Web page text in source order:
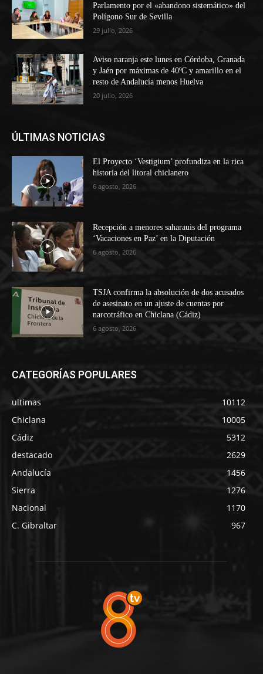
Parlamento por el «abandono sistemático» del
Polígono Sur de Sevilla
29 julio, 2026
Aviso naranja este lunes en Córdoba, Granada
y Jaén por máximas de 40ºC y amarillo en el
resto de Andalucía menos Huelva
20 julio, 2026
ÚLTIMAS NOTICIAS
El Proyecto ‘Vestigium’ profundiza en la rica
historia del litoral chiclanero
6 agosto, 2026
Recepción a menores saharauis del programa
‘Vacaciones en Paz’ en la Diputación
6 agosto, 2026
TSJA confirma la absolución de dos acusados
de asesinato en un ajuste de cuentas por
narcotráfico en Chiclana (Cádiz)
6 agosto, 2026
CATEGORÍAS POPULARES
ultimas
10112
Chiclana
10005
Cádiz
5312
destacado
2629
Andalucía
1456
Sierra
1276
Nacional
1170
C. Gibraltar
967